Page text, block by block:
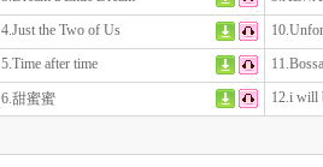
4.Just the Two of Us
5.Time after time
6.甜蜜蜜 12.i will